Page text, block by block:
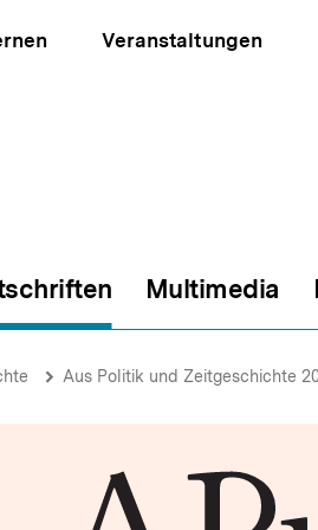
Veranstaltungen
Multimedia
Aus Politik und Zeitgeschichte